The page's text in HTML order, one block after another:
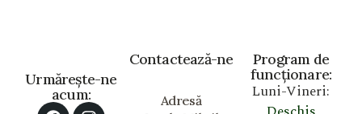
Program de
funcționare:
Luni-Vineri:
Contactează-ne
Adresă
Urmărește-ne
acum: